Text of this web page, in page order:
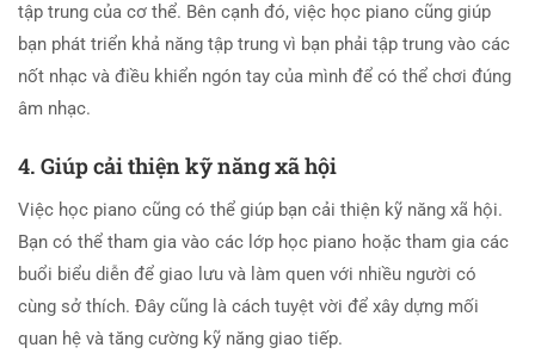
tập trung của cơ thể. Bên cạnh đó, việc học piano cũng giúp
bạn phát triển khả năng tập trung vì bạn phải tập trung vào các
nốt nhạc và điều khiển ngón tay của mình để có thể chơi đúng
âm nhạc.
4. Giúp cải thiện kỹ năng xã hội
Việc học piano cũng có thể giúp bạn cải thiện kỹ năng xã hội.
Bạn có thể tham gia vào các lớp học piano hoặc tham gia các
buổi biểu diễn để giao lưu và làm quen với nhiều người có
cùng sở thích. Đây cũng là cách tuyệt vời để xây dựng mối
quan hệ và tăng cường kỹ năng giao tiếp.